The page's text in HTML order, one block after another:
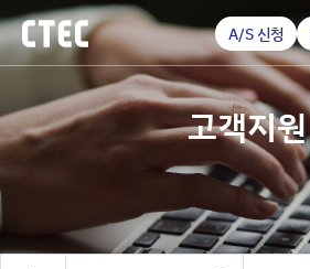
A/S 신청
고객지원